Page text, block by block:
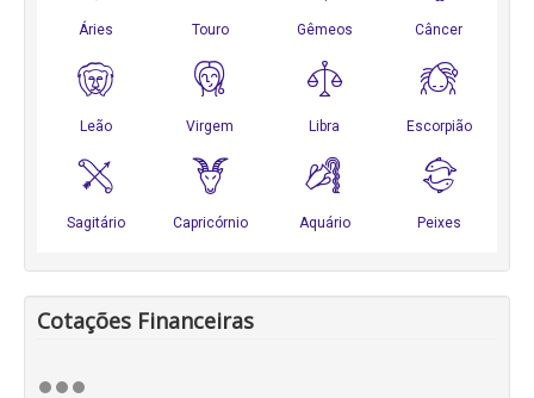
Cotações Financeiras